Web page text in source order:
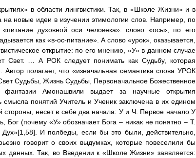
в области лингвистики. Так, в «Школе Жизни» и в
новые идеи в изучении этимологии слов. Например, по
духовной оси человека»: слово «ось», по его
как «в-ос-питание». А слово «урок», оказывается,
открытие: по его мнению, «У» в данном случае
Свет. … А РОК следует понимать как Судьбу, которая
полагает, что «изначальная семантика слова УРОК
Судьбы, Жизнь Судьбы, Первоначальное Божественное
Амонашвили выдает за научные открытия
смысла понятий Учитель и Ученик заключена в их едином
несет в себе два начала: У и Ч. Первое начало У
(почему «У» обозначает Бога – никак не понятно – Т.
И полбеды, если бы это были, действительно,
говорит о своих выдумках, которые повеселили бы
данных. Так, во Введении к «Школе Жизни» заявляется: